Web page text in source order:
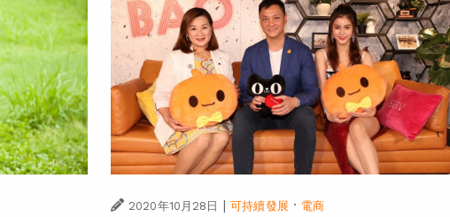
2020年10月28日 | 可持續發展 · 電商